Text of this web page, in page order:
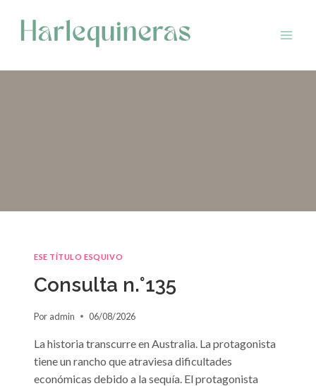
contenido
ESE TÍTULO ESQUIVO
Consulta n.°135
Por admin 06/08/2026
La historia transcurre en Australia. La protagonista
tiene un rancho que atraviesa dificultades
económicas debido a la sequía. El protagonista